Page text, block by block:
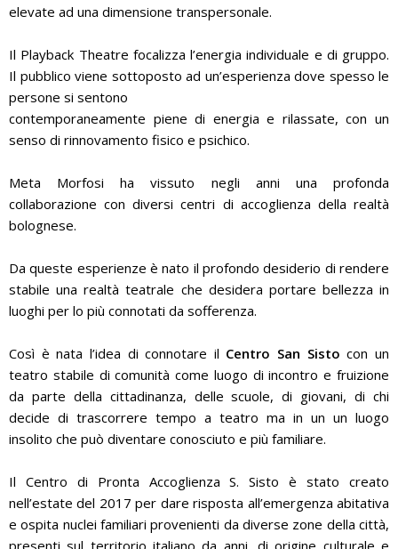
elevate ad una dimensione transpersonale.
Il Playback Theatre focalizza l’energia individuale e di gruppo.
Il pubblico viene sottoposto ad un’esperienza dove spesso le
persone si sentono
contemporaneamente piene di energia e rilassate, con un
senso di rinnovamento fisico e psichico.
Meta Morfosi ha vissuto negli anni una profonda
collaborazione con diversi centri di accoglienza della realtà
bolognese.
Da queste esperienze è nato il profondo desiderio di rendere
stabile una realtà teatrale che desidera portare bellezza in
luoghi per lo più connotati da sofferenza.
Così è nata l’idea di connotare il Centro San Sisto con un
teatro stabile di comunità come luogo di incontro e fruizione
da parte della cittadinanza, delle scuole, di giovani, di chi
decide di trascorrere tempo a teatro ma in un un luogo
insolito che può diventare conosciuto e più familiare.
Il Centro di Pronta Accoglienza S. Sisto è stato creato
nell’estate del 2017 per dare risposta all’emergenza abitativa
e ospita nuclei familiari provenienti da diverse zone della città,
presenti sul territorio italiano da anni, di origine culturale e